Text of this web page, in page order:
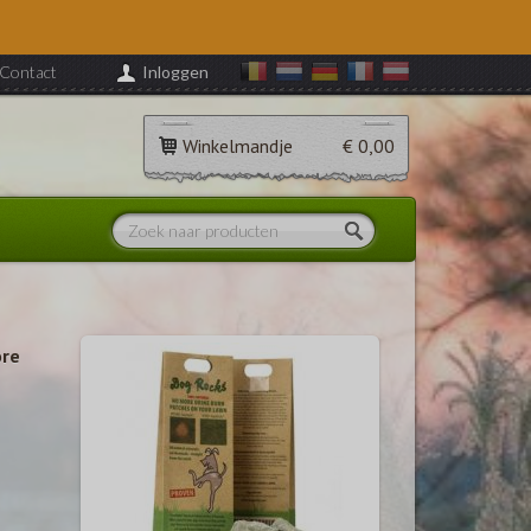
Contact Inloggen
Winkelmandje € 0,00